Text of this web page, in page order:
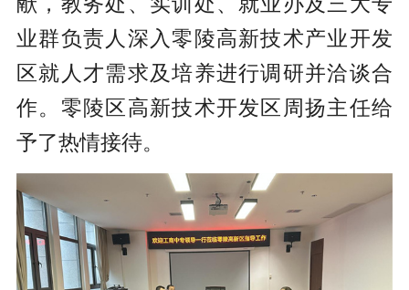
业群负责人深入零陵高新技术产业开发
区就人才需求及培养进行调研并洽谈合
作。零陵区高新技术开发区周扬主任给
予了热情接待。